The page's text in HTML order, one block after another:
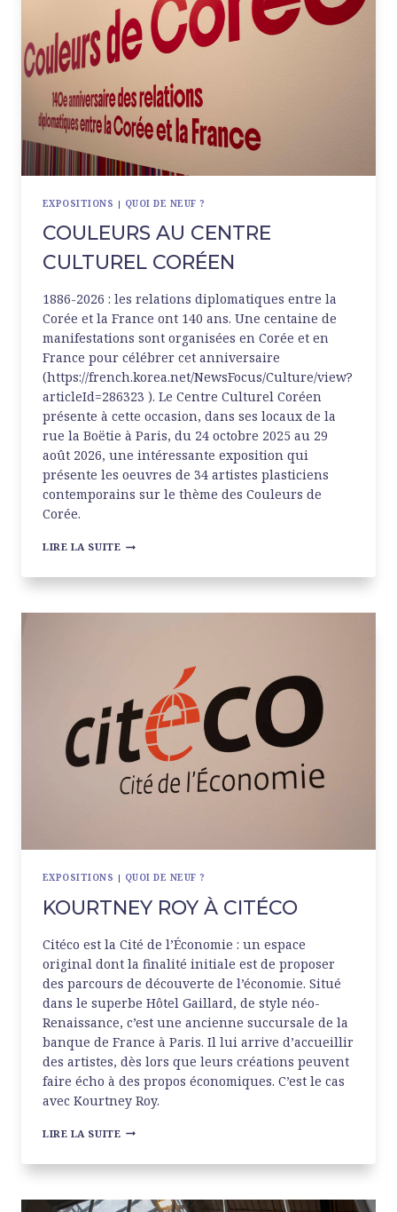
EXPOSITIONS | QUOI DE NEUF ?
COULEURS AU CENTRE
CULTUREL CORÉEN
1886-2026 : les relations diplomatiques entre la
Corée et la France ont 140 ans. Une centaine de
manifestations sont organisées en Corée et en
France pour célébrer cet anniversaire
(https://french.korea.net/NewsFocus/Culture/view?
articleId=286323 ). Le Centre Culturel Coréen
présente à cette occasion, dans ses locaux de la
rue la Boëtie à Paris, du 24 octobre 2025 au 29
août 2026, une intéressante exposition qui
présente les oeuvres de 34 artistes plasticiens
contemporains sur le thème des Couleurs de
Corée.
LIRE LA SUITE COULEURS
CENTRE
EXPOSITIONS | QUOI DE NEUF ?
KOURTNEY ROY À CITÉCO
Citéco est la Cité de l’Économie : un espace
original dont la finalité initiale est de proposer
des parcours de découverte de l’économie. Situé
dans le superbe Hôtel Gaillard, de style néo-
Renaissance, c’est une ancienne succursale de la
banque de France à Paris. Il lui arrive d’accueillir
des artistes, dès lors que leurs créations peuvent
faire écho à des propos économiques. C’est le cas
avec Kourtney Roy.
LIRE LA SUITE KOURTNEY